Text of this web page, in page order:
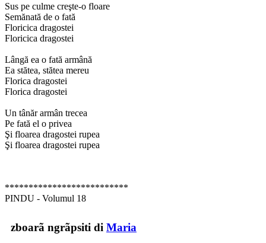
Sus pe culme creşte-o floare
Semănată de o fată
Floricica dragostei
Floricica dragostei
Lângă ea o fată armână
Ea stătea, stătea mereu
Florica dragostei
Florica dragostei
Un tânăr armân trecea
Pe fată el o privea
Şi floarea dragostei rupea
Şi floarea dragostei rupea
**************************
PINDU - Volumul 18
zboarã ngrãpsiti di Maria